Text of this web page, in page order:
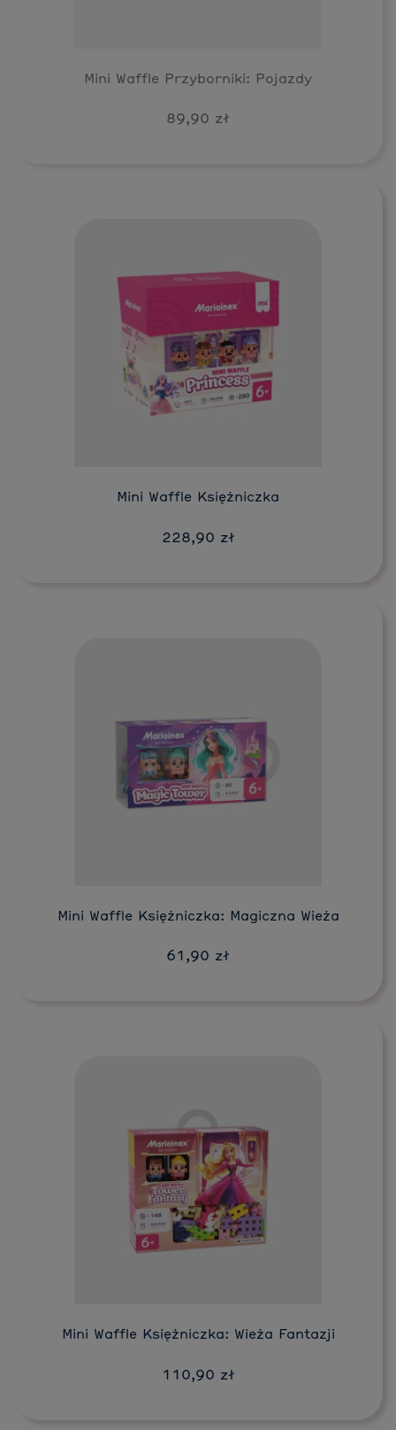
Mini Waffle Przyborniki: Pojazdy
89,90 zł
Mini Waffle Księżniczka
228,90 zł
Do koszyka
Mini Waffle Księżniczka: Magiczna Wieża
61,90 zł
Do koszyka
Mini Waffle Księżniczka: Wieża Fantazji
110,90 zł
Do koszyka